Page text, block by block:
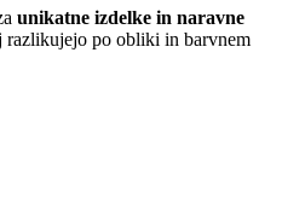
unikatne izdelke in naravne
razlikujejo po obliki in barvnem